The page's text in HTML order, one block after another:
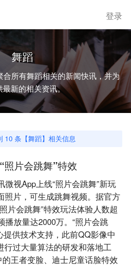
登录
舞蹈
合所有舞蹈相关的新闻快讯，并为
最新的相关资讯。
10 条【舞蹈】相关信息
片会跳舞”特效
微视App上线“照片会跳舞”新玩
照片，可生成跳舞视频。据官方
片会跳舞”特效玩法体验人数超
播放量达2000万。“照片会跳
提供技术支持，此前QQ影像中
行过大量算法的研发和落地工
王者变脸、迪士尼童话脸特效